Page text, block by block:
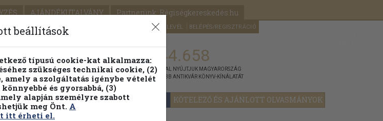
AJÁNDÉKUTALVÁNY Partnerünk: Régiségkereskedés.hu
SEGÍTSÉG HÍRLEVÉL BELÉPÉS/REGISZTRÁCIÓ
FENNTARTHATÓ OLVASMÁNYOK KÖTELEZŐ ÉS AJÁNLOTT OLVASMÁNYOK
kereső Témaköri fa 1.144.658
KIADVÁNNYAL NYÚJTJUK MAGYARORSZÁG
LEGNAGYOBB ANTIKVÁR KÖNYV-KÍNÁLATÁT
beállítások
típusú cookie-kat alkalmazza:
szükséges technikai cookie, (2)
amely a szolgáltatás igénybe vételét
és gyorsabbá, (3)
alapján személyre szabott
meg Önt. A
itt érheti el.